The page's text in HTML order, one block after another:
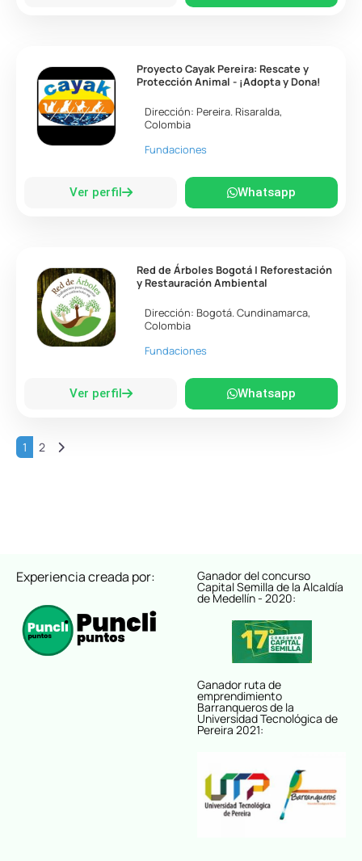
Proyecto Cayak Pereira: Rescate y
Protección Animal - ¡Adopta y Dona!
Dirección: Pereira. Risaralda,
Colombia
Fundaciones
Ver perfil Whatsapp
Red de Árboles Bogotá | Reforestación
y Restauración Ambiental
Dirección: Bogotá.Cundinamarca,
Colombia
Fundaciones
Ver perfil Whatsapp
1 2 Entradas anteriores
Experiencia creada por: Ganador del concurso
Capital Semilla de la Alcaldía
de Medellín - 2020:
Ganador ruta de
emprendimiento
Barranqueros de la
Universidad Tecnológica de
Pereira 2021: